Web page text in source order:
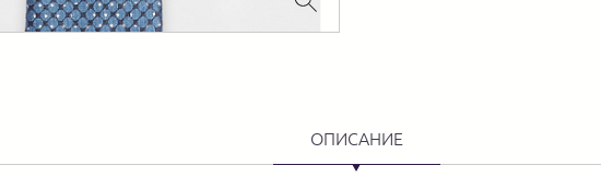
ОПИСАНИЕ